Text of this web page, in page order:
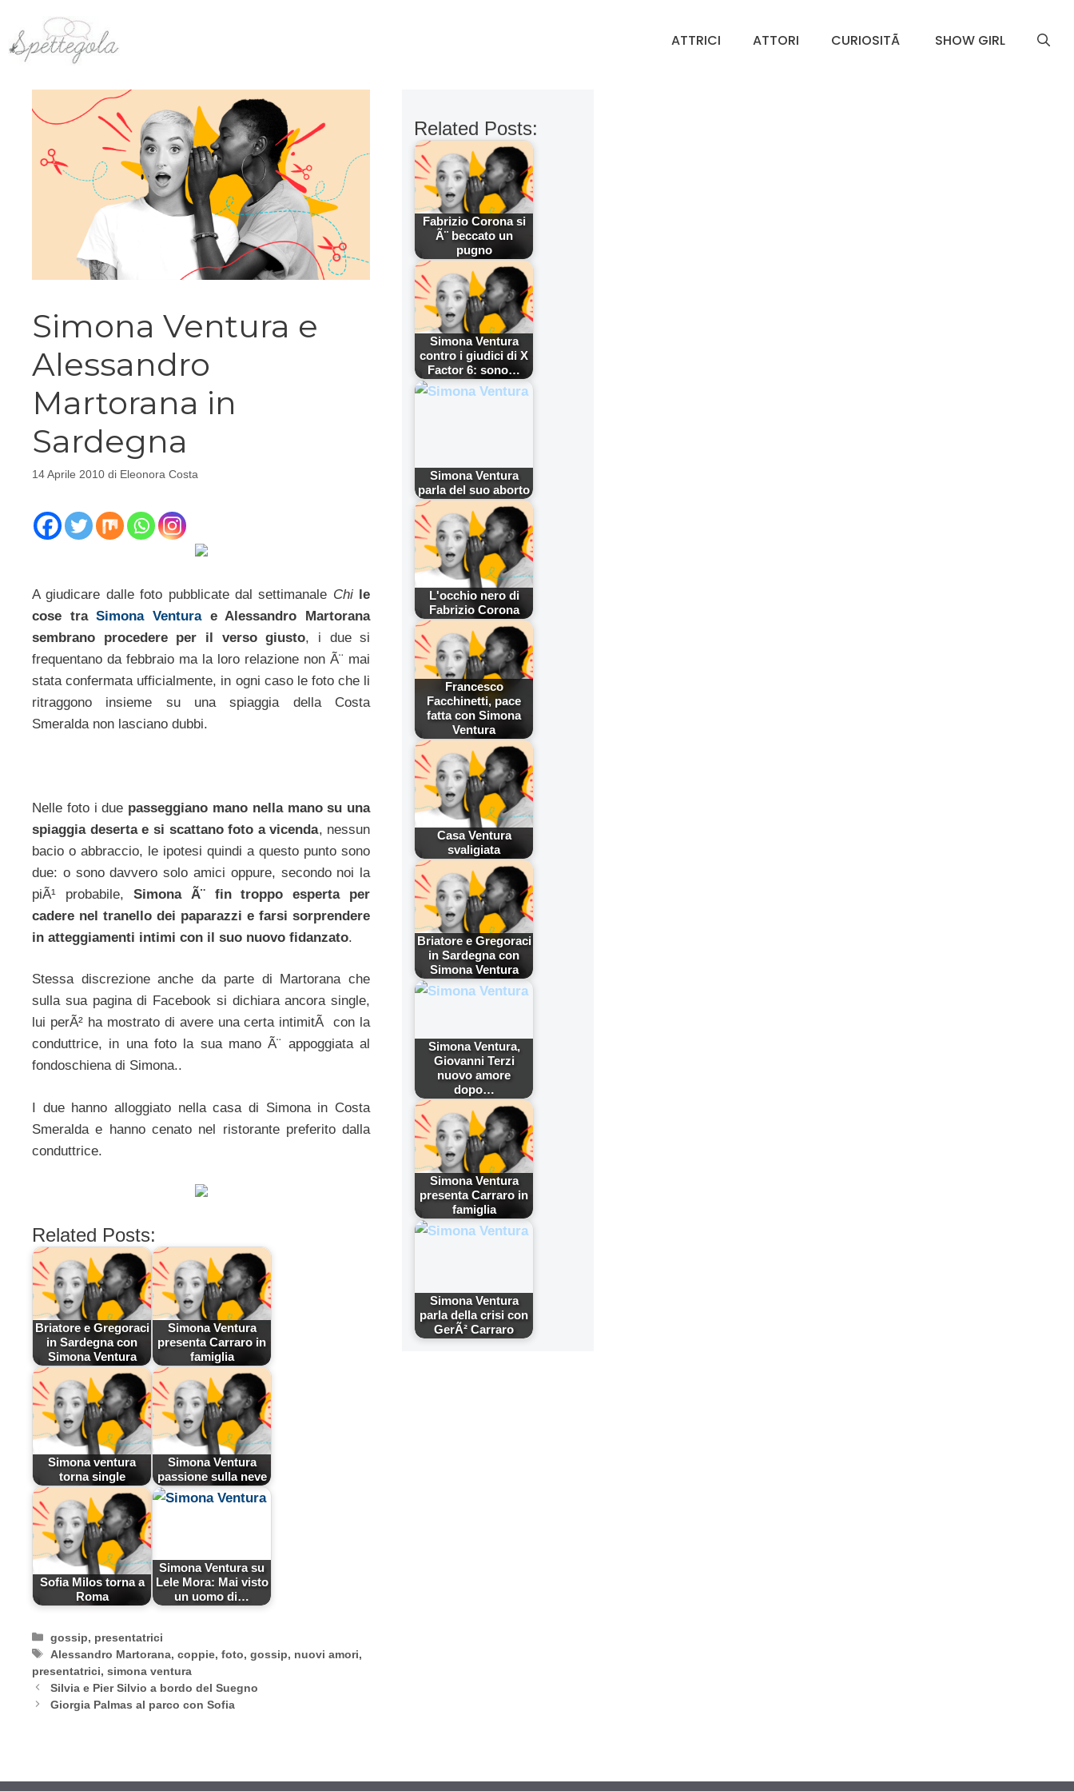
contenuto
ATTRICI ATTORI CURIOSITÃ SHOW GIRL
Simona Ventura e
Alessandro
Martorana in
Sardegna
14 Aprile 2010 di Eleonora Costa
A giudicare dalle foto pubblicate dal settimanale Chi le
cose traSimona Venturae Alessandro Martorana
sembrano procedere per il verso giusto, i due si
frequentano da febbraio ma la loro relazione non Ã¨ mai
stata confermata ufficialmente, in ogni caso le foto che li
ritraggono insieme su una spiaggia della Costa
Smeralda non lasciano dubbi.
Nelle foto i due passeggiano mano nella mano su una
spiaggia deserta e si scattano foto a vicenda, nessun
bacio o abbraccio, le ipotesi quindi a questo punto sono
due: o sono davvero solo amici oppure, secondo noi la
piÃ¹ probabile, Simona Ã¨ fin troppo esperta per
cadere nel tranello dei paparazzi e farsi sorprendere
in atteggiamenti intimi con il suo nuovo fidanzato.
Stessa discrezione anche da parte di Martorana che
sulla sua pagina di Facebook si dichiara ancora single,
lui perÃ² ha mostrato di avere una certa intimitÃ con la
conduttrice, in una foto la sua mano Ã¨ appoggiata al
fondoschiena di Simona..
I due hanno alloggiato nella casa di Simona in Costa
Smeralda e hanno cenato nel ristorante preferito dalla
conduttrice.
Related Posts:
Briatore e Gregoraci
in Sardegna con
Simona Ventura
Simona Ventura
presenta Carraro in
famiglia
Simona ventura
torna single
Simona Ventura
passione sulla neve
Sofia Milos torna a
Roma
Simona Ventura su
Lele Mora: Mai visto
un uomo di…
Categorie
gossip, presentatrici
Tag
Alessandro Martorana,coppie,foto,gossip, nuovi amori,
presentatrici, simona ventura
Silvia e Pier Silvio a bordo del Suegno
Giorgia Palmas al parco con Sofia
Related Posts:
Fabrizio Corona si
Ã¨ beccato un
pugno
Simona Ventura
contro i giudici di X
Factor 6: sono…
Simona Ventura
parla del suo aborto
L'occhio nero di
Fabrizio Corona
Francesco
Facchinetti, pace
fatta con Simona
Ventura
Casa Ventura
svaligiata
Briatore e Gregoraci
in Sardegna con
Simona Ventura
Simona Ventura,
Giovanni Terzi
nuovo amore
dopo…
Simona Ventura
presenta Carraro in
famiglia
Simona Ventura
parla della crisi con
GerÃ² Carraro